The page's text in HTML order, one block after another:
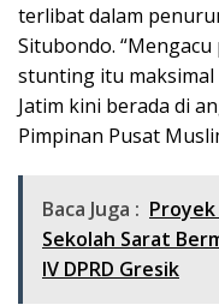
terlibat dalam
Situbondo.
stunting itu maksimal
Jatim kini berada di
Pimpinan Pusat
Baca Juga :
Sekolah Sarat
lV DPRD Gresik